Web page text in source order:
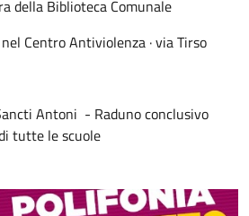
della Biblioteca Comunale
Centro Antiviolenza · via Tirso
Antoni - Raduno conclusivo
tutte le scuole